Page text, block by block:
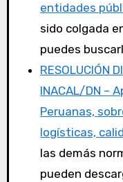
entidades
sido colgada
puedes
RESOLUCIÓN
INACAL/DN –
Peruanas,
logísticas,
las demás
pueden